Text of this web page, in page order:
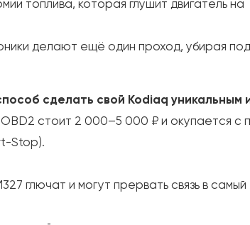
топлива, которая глушит двигатель на
делают ещё один проход, убирая
сделать свой Kodiaq уникальным
стоит 2 000–5 000 ₽ и окупается с
Stop).
глючат и могут прервать связь в самый